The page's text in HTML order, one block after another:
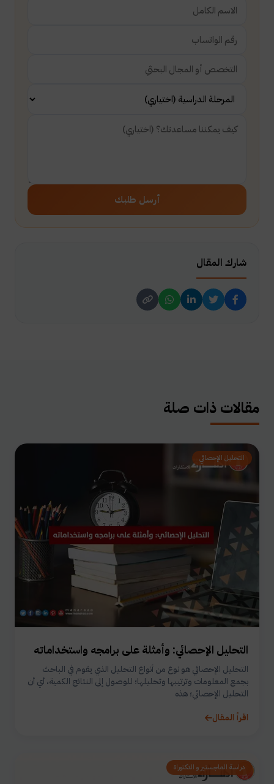
أرسل طلبك
شارك المقال
مقالات ذات صلة
التحليل الإحصائي
التحليل الإحصائي: وأمثلة على برامجه واستخداماته
التحليل الإحصائي هو نوع من أنواع التحليل الذي يقوم في الباحث
بجمع المعلومات وترتيبها وتحليلها؛ للوصول إلى النتائج الكمية، أي أن
التحليل الإحصائي؛ هذه
اقرأ المقال
دراسة الماجستير و الدكتوراة